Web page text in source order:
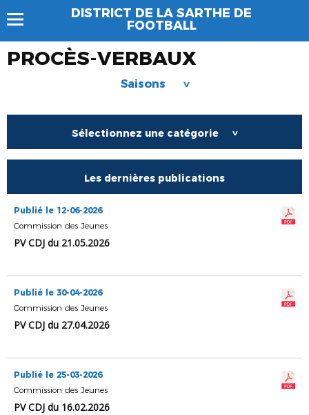
DISTRICT DE LA SARTHE DE
FOOTBALL
PROCÈS-VERBAUX
Saisons >
Sélectionnez une catégorie >
Les dernières publications
Publié le 12-06-2026
Commission des Jeunes
PV CDJ du 21.05.2026
Publié le 30-04-2026
Commission des Jeunes
PV CDJ du 27.04.2026
Publié le 25-03-2026
Commission des Jeunes
PV CDJ du 16.02.2026